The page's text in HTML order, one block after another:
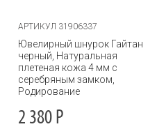
АРТИКУЛ 31906337
Ювелирный шнурок Гайтан
черный, Натуральная
плетеная кожа 4 мм с
серебряным замком,
Родирование
2 380 Р